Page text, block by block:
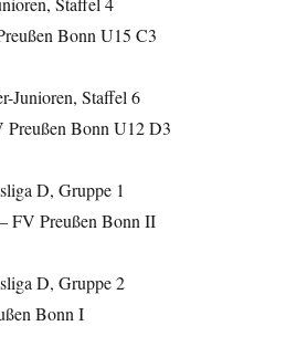
Bonn U15 C3
Junioren, Staffel 6
Bonn U12 D3
D, Gruppe 1
FV Preußen Bonn II
D, Gruppe 2
Bonn I